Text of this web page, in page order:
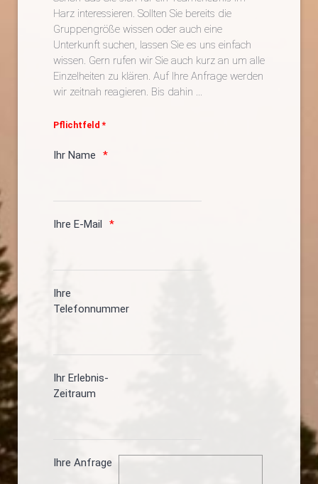
Harz interessieren. Sollten Sie bereits die
Gruppengröße wissen oder auch eine
Unterkunft suchen, lassen Sie es uns einfach
wissen. Gern rufen wir Sie auch kurz an um alle
Einzelheiten zu klären. Auf Ihre Anfrage werden
wir zeitnah reagieren. Bis dahin ...
Pflichtfeld *
Ihr Name
Ihre E-Mail
Ihre
Telefonnummer
Ihr Erlebnis-
Zeitraum
Ihre Anfrage